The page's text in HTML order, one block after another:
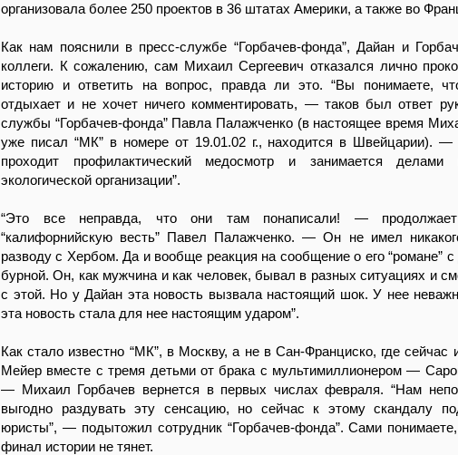
организовала более 250 проектов в 36 штатах Америки, а также во
Как нам пояснили в пресс-службе “Горбачев-фонда”, Дайан и
коллеги. К сожалению, сам Михаил Сергеевич отказался лично
историю и ответить на вопрос, правда ли это. “Вы понимаете,
отдыхает и не хочет ничего комментировать, — таков был ответ
службы “Горбачев-фонда” Павла Палажченко (в настоящее время
уже писал “МК” в номере от 19.01.02 г., находится в Швейцарии).
проходит профилактический медосмотр и занимается
экологической организации”.
“Это все неправда, что они там понаписали! — продолжает
“калифорнийскую весть” Павел Палажченко. — Он не имел
разводу с Хербом. Да и вообще реакция на сообщение о его “романе”
бурной. Он, как мужчина и как человек, бывал в разных ситуациях и
с этой. Но у Дайан эта новость вызвала настоящий шок. У нее
эта новость стала для нее настоящим ударом”.
Как стало известно “МК”, в Москву, а не в Сан-Франциско, где сейчас
Мейер вместе с тремя детьми от брака с мультимиллионером —
— Михаил Горбачев вернется в первых числах февраля. “Нам
выгодно раздувать эту сенсацию, но сейчас к этому скандалу
юристы”, — подытожил сотрудник “Горбачев-фонда”. Сами
финал истории не тянет.